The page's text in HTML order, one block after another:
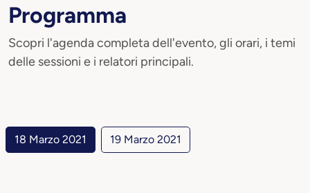
Programma
Scopri l'agenda completa dell'evento, gli orari, i temi
delle sessioni e i relatori principali.
18 Marzo 2021 19 Marzo 2021